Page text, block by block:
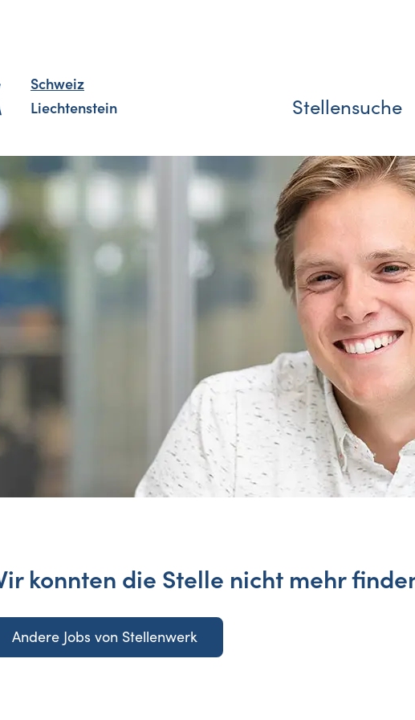
Schweiz
Liechtenstein
Stellensuche
konnten die Stelle nicht mehr
Andere Jobs von Stellenwerk